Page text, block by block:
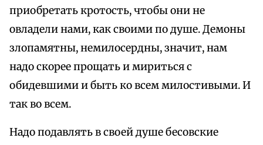
приобретать кротость, чтобы они не
овладели нами, как своими по душе. Демоны
злопамятны, немилосердны, значит, нам
надо скорее прощать и мириться с
обидевшими и быть ко всем милостивыми. И
так во всем.
Надо подавлять в своей душе бесовские